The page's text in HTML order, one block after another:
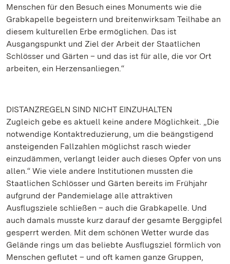
Menschen für den Besuch eines Monuments wie die
Grabkapelle begeistern und breitenwirksam Teilhabe an
diesem kulturellen Erbe ermöglichen. Das ist
Ausgangspunkt und Ziel der Arbeit der Staatlichen
Schlösser und Gärten – und das ist für alle, die vor Ort
arbeiten, ein Herzensanliegen.“
DISTANZREGELN SIND NICHT EINZUHALTEN
Zugleich gebe es aktuell keine andere Möglichkeit. „Die
notwendige Kontaktreduzierung, um die beängstigend
ansteigenden Fallzahlen möglichst rasch wieder
einzudämmen, verlangt leider auch dieses Opfer von uns
allen.“ Wie viele andere Institutionen mussten die
Staatlichen Schlösser und Gärten bereits im Frühjahr
aufgrund der Pandemielage alle attraktiven
Ausflugsziele schließen – auch die Grabkapelle. Und
auch damals musste kurz darauf der gesamte Berggipfel
gesperrt werden. Mit dem schönen Wetter wurde das
Gelände rings um das beliebte Ausflugsziel förmlich von
Menschen geflutet – und oft kamen ganze Gruppen,